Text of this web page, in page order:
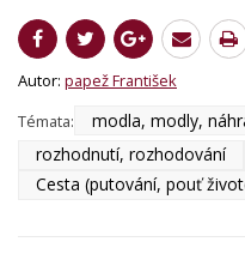
Autor: papež František
Témata:
modla, modly,
rozhodnutí, rozhodování
Cesta (putování, pouť